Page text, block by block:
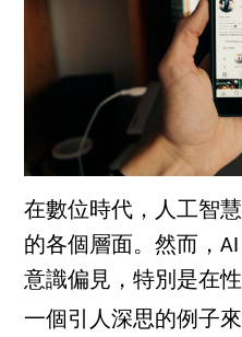
在數位時代，人工智
的各個層面。然而，
意識偏見，特別是在性
一個引人深思的例子